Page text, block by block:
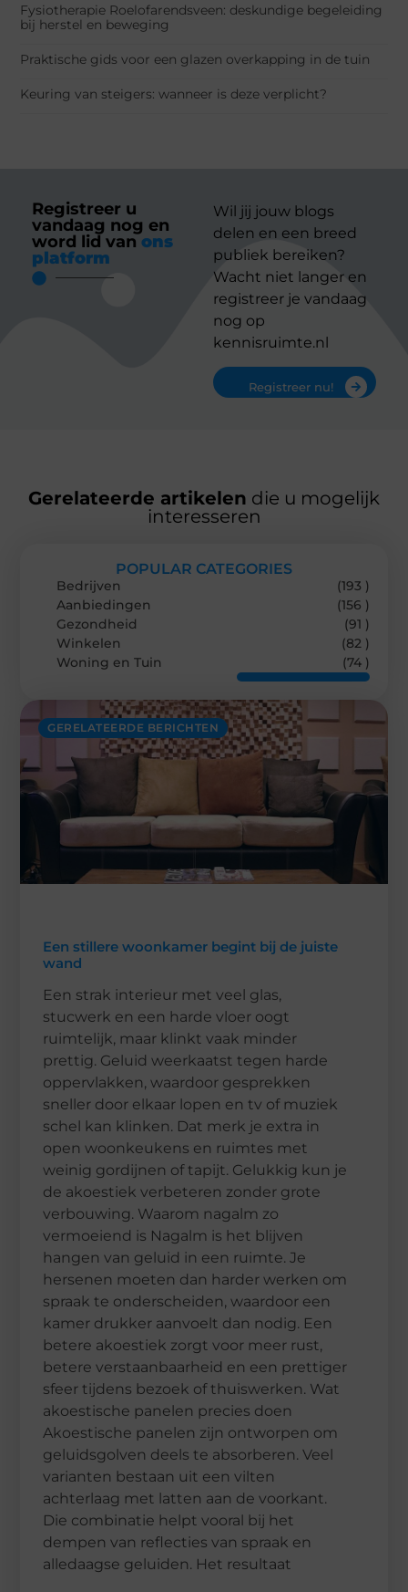
Fysiotherapie Roelofarendsveen: deskundige begeleiding
bij herstel en beweging
Praktische gids voor een glazen overkapping in de tuin
Keuring van steigers: wanneer is deze verplicht?
Registreer u
vandaag nog en
word lid van ons
platform
Wil jij jouw blogs
delen en een breed
publiek bereiken?
Wacht niet langer en
registreer je vandaag
nog op
kennisruimte.nl
Registreer nu!
Gerelateerde artikelen die u mogelijk
interesseren
GERELATEERDE BERICHTEN
Een stillere woonkamer begint bij de juiste
wand
Een strak interieur met veel glas,
stucwerk en een harde vloer oogt
ruimtelijk, maar klinkt vaak minder
prettig. Geluid weerkaatst tegen harde
oppervlakken, waardoor gesprekken
sneller door elkaar lopen en tv of muziek
schel kan klinken. Dat merk je extra in
open woonkeukens en ruimtes met
weinig gordijnen of tapijt. Gelukkig kun je
de akoestiek verbeteren zonder grote
verbouwing. Waarom nagalm zo
vermoeiend is Nagalm is het blijven
hangen van geluid in een ruimte. Je
hersenen moeten dan harder werken om
spraak te onderscheiden, waardoor een
kamer drukker aanvoelt dan nodig. Een
betere akoestiek zorgt voor meer rust,
betere verstaanbaarheid en een prettiger
sfeer tijdens bezoek of thuiswerken. Wat
akoestische panelen precies doen
Akoestische panelen zijn ontworpen om
geluidsgolven deels te absorberen. Veel
varianten bestaan uit een vilten
achterlaag met latten aan de voorkant.
Die combinatie helpt vooral bij het
dempen van reflecties van spraak en
alledaagse geluiden. Het resultaat
POPULAR CATEGORIES
Bedrijven
(193 )
Aanbiedingen
(156 )
Gezondheid
(91 )
Winkelen
(82 )
Woning en Tuin
(74 )